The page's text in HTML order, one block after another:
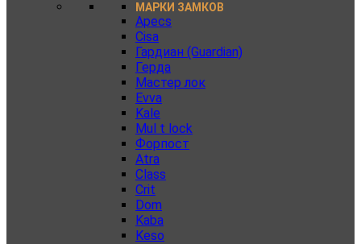
МАРКИ ЗАМКОВ
Apecs
Cisa
Гардиан (Guardian)
Герда
Мастер лок
Evva
Kale
Mul t lock
Форпост
Atra
Class
Crit
Dom
Kaba
Keso